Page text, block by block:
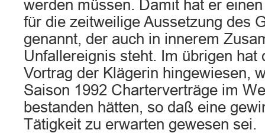
werden müssen. Damit hat er
für die zeitweilige Aussetzung des
genannt, der auch in innerem
Unfallereignis steht. Im übrigen hat
Vortrag der Klägerin hingewiesen,
Saison 1992 Charterverträge im
bestanden hätten, so daß eine
Tätigkeit zu erwarten gewesen sei.